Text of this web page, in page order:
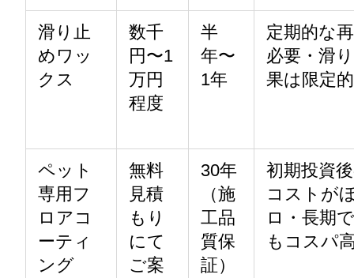
滑り止
めワッ
クス
数千
円〜1
万円
程度
半
年〜
1年
定期的な
必要・滑
果は限定的
ペット
専用フ
ロアコ
ーティ
ング
無料
見積
もり
にて
ご案
30年
（施
工品
質保
証）
初期投資
コストが
ロ・長期
もコスパ